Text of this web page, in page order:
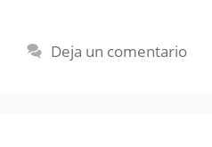
Deja un comentario